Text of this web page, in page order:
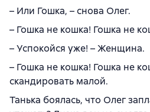
– Или Гошка, – снова Олег.
– Гошка не кошка! Гошка не
– Успокойся уже! – Женщина.
– Гошка не кошка! Гошка не
скандировать малой.
Танька боялась, что Олег